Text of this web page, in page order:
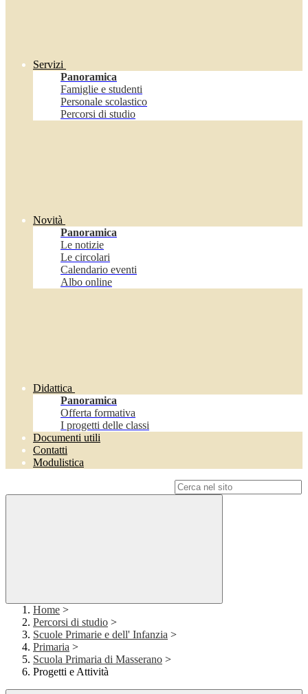
Servizi
Panoramica
Famiglie e studenti
Personale scolastico
Percorsi di studio
Novità
Panoramica
Le notizie
Le circolari
Calendario eventi
Albo online
Didattica
Panoramica
Offerta formativa
I progetti delle classi
Documenti utili
Contatti
Modulistica
Home >
Percorsi di studio >
Scuole Primarie e dell' Infanzia >
Primaria >
Scuola Primaria di Masserano >
Progetti e Attività